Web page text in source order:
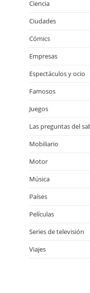
Ciencia
Ciudades
Cómics
Empresas
Espectáculos y ocio
Famosos
Juegos
Las preguntas del
Mobiliario
Motor
Música
Países
Películas
Series de televisión
Viajes